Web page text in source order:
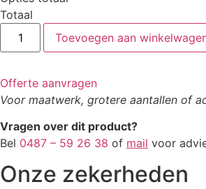
Totaal
Witte
locker
3-
aantal
Toevoegen aan
Offerte aanvragen
Voor maatwerk, grotere aantallen of
Vragen over dit product?
Bel 0487 – 59 26 38 of mail voor
Onze zekerheden